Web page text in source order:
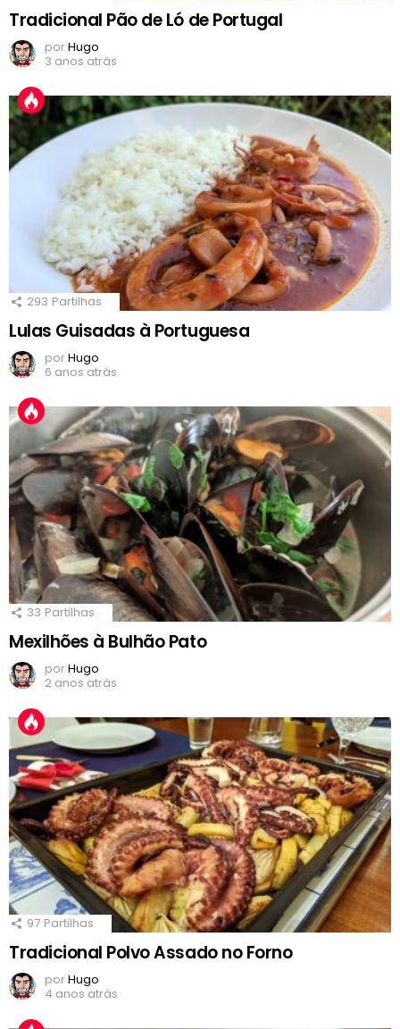
Tradicional Pão de Ló de Portugal
porHugo
3 anos atrás
293 Partilhas
Lulas Guisadas à Portuguesa
porHugo
6 anos atrás
33 Partilhas
Mexilhões à Bulhão Pato
porHugo
2 anos atrás
97 Partilhas
Tradicional Polvo Assado no Forno
porHugo
4 anos atrás